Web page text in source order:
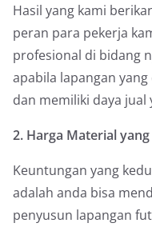
Hasil yang kami
peran para pekerja
profesional di bidang
apabila lapangan
dan memiliki daya jual
2. Harga Material
Keuntungan yang
adalah anda bisa
penyusun lapangan